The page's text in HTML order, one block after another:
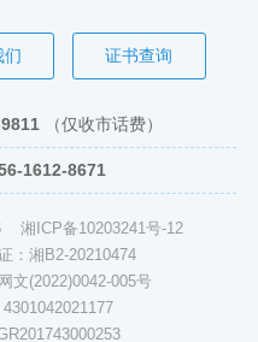
们 证书查询
（仅收市话费）
1612-8671
湘ICP备10203241号-12
：湘B2-20210474
文(2022)0042-005号